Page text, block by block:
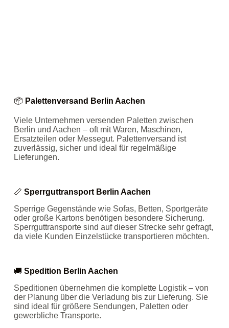
📦 Palettenversand Berlin Aachen
Viele Unternehmen versenden Paletten zwischen
Berlin und Aachen – oft mit Waren, Maschinen,
Ersatzteilen oder Messegut. Palettenversand ist
zuverlässig, sicher und ideal für regelmäßige
Lieferungen.
📏 Sperrguttransport Berlin Aachen
Sperrige Gegenstände wie Sofas, Betten, Sportgeräte
oder große Kartons benötigen besondere Sicherung.
Sperrguttransporte sind auf dieser Strecke sehr gefragt,
da viele Kunden Einzelstücke transportieren möchten.
🚚 Spedition Berlin Aachen
Speditionen übernehmen die komplette Logistik – von
der Planung über die Verladung bis zur Lieferung. Sie
sind ideal für größere Sendungen, Paletten oder
gewerbliche Transporte.